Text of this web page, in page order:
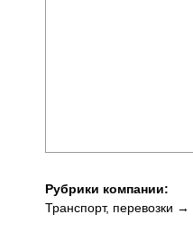
Рубрики компании:
Транспорт, перевозки →